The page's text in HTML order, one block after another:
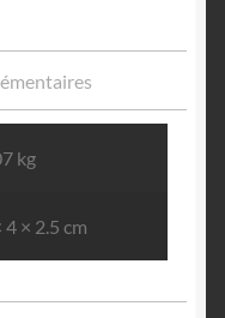
kg
4 × 2.5 cm